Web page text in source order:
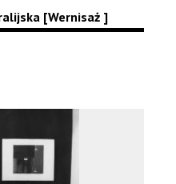
[Wernisaż ]